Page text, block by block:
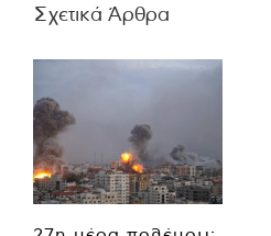
Σχετικά Άρθρα